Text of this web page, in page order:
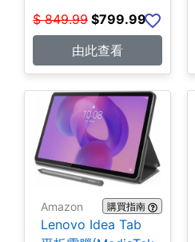
$ 849.99 $799.99
由此查看
Amazon 購買指南
Lenovo Idea Tab